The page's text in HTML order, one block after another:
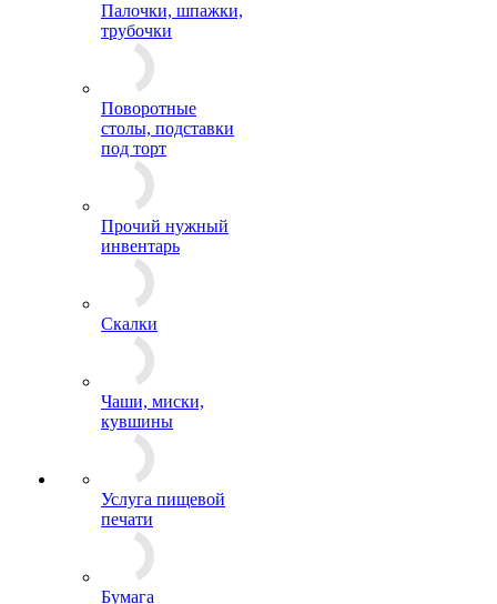
Палочки, шпажки,
трубочки
Поворотные
столы, подставки
под торт
Прочий нужный
инвентарь
Скалки
Чаши, миски,
кувшины
Услуга пищевой
печати
Бумага